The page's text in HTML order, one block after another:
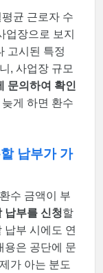
균 근로자 수
업장으로 보지
고시된 특정
, 사업장 규모
문의하여 확인
게 하면 환수
납부가 가
수 금액이 부
납부를 신청할
납부 시에도 연
용은 공단에 문
가 아는 분도